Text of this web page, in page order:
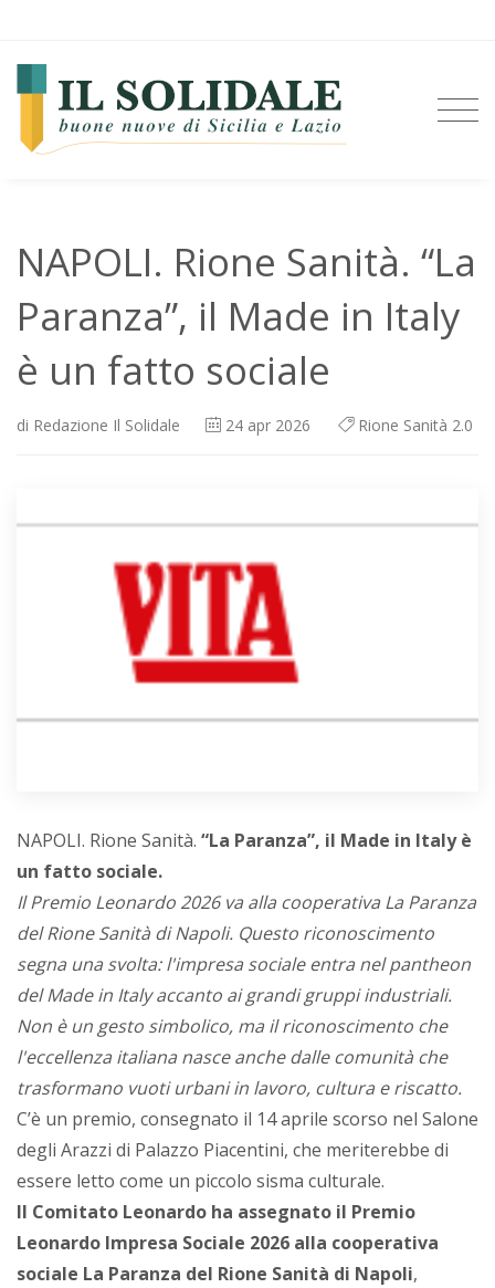
NAPOLI. Rione Sanità. “La
Paranza”, il Made in Italy
è un fatto sociale
di Redazione Il Solidale 24 apr 2026 Rione Sanità 2.0
NAPOLI. Rione Sanità. “La Paranza”, il Made in Italy è
un fatto sociale.
Il Premio Leonardo 2026 va alla cooperativa La Paranza
del Rione Sanità di Napoli. Questo riconoscimento
segna una svolta: l'impresa sociale entra nel pantheon
del Made in Italy accanto ai grandi gruppi industriali.
Non è un gesto simbolico, ma il riconoscimento che
l'eccellenza italiana nasce anche dalle comunità che
trasformano vuoti urbani in lavoro, cultura e riscatto.
C’è un premio, consegnato il 14 aprile scorso nel Salone
degli Arazzi di Palazzo Piacentini, che meriterebbe di
essere letto come un piccolo sisma culturale.
Il Comitato Leonardo ha assegnato il Premio
Leonardo Impresa Sociale 2026 alla cooperativa
sociale La Paranza del Rione Sanità di Napoli,